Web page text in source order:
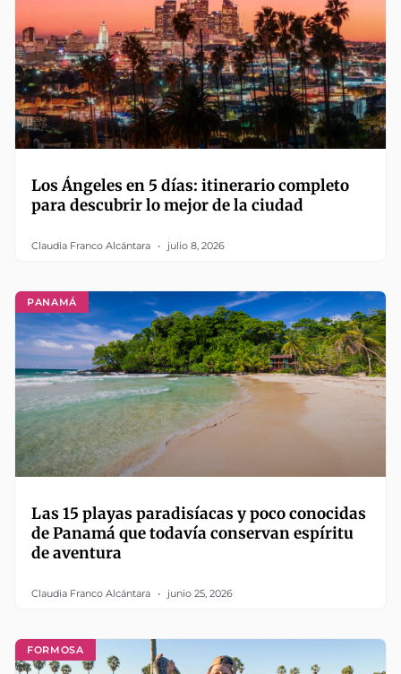
Los Ángeles en 5 días: itinerario completo
para descubrir lo mejor de la ciudad
Claudia Franco Alcántara julio 8, 2026
PANAMÁ
Las 15 playas paradisíacas y poco conocidas
de Panamá que todavía conservan espíritu
de aventura
Claudia Franco Alcántara junio 25, 2026
FORMOSA